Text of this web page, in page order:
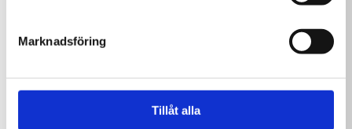
Marknadsföring
Tillåt alla
kg
20g 1 kg
199,00